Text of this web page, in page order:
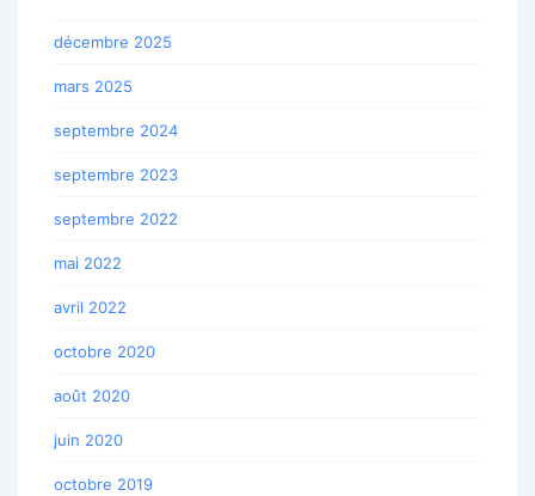
décembre 2025
mars 2025
septembre 2024
septembre 2023
septembre 2022
mai 2022
avril 2022
octobre 2020
août 2020
juin 2020
octobre 2019